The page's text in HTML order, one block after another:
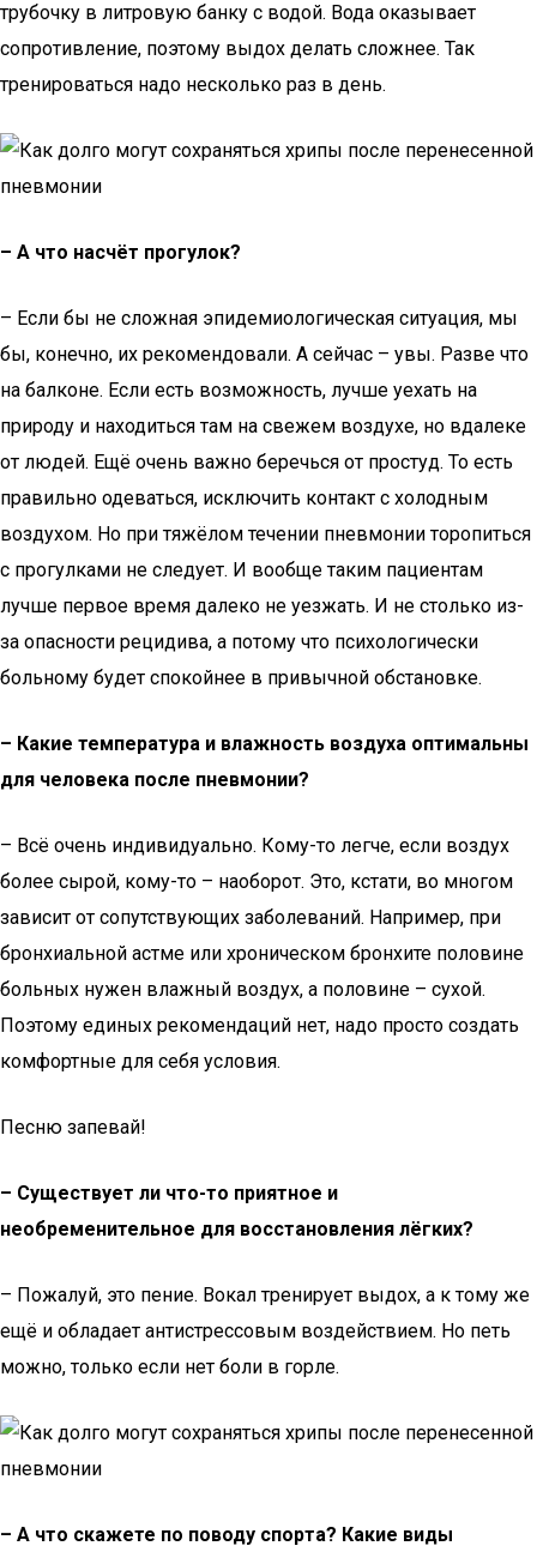
трубочку в литровую банку с водой. Вода оказывает
сопротивление, поэтому выдох делать сложнее. Так
тренироваться надо несколько раз в день.
– А что насчёт прогулок?
– Если бы не сложная эпидемио­логическая ситуация, мы
бы, конечно, их рекомендовали. А сейчас – увы. Разве что
на балконе. Если есть возможность, лучше уехать на
природу и находиться там на свежем воздухе, но вдалеке
от людей. Ещё очень важно беречься от простуд. То есть
правильно одеваться, исключить контакт с холодным
воздухом. Но при тяжёлом течении пневмонии торопиться
с прогулками не следует. И вообще таким пациентам
лучше первое время далеко не уезжать. И не столько из-
за опасности рецидива, а потому что психологически
больному будет спокойнее в привычной обстановке.
– Какие температура и влажность воздуха оптимальны
для человека после пневмонии?
– Всё очень индивидуально. Кому-то легче, если воздух
более сырой, кому-то – наоборот. Это, кстати, во многом
зависит от сопутствующих заболеваний. Например, при
бронхиальной аст­ме или хроническом бронхите половине
больных нужен влажный воздух, а половине – сухой.
Поэтому единых рекомендаций нет, надо просто создать
комфортные для себя условия.
Песню запевай!
– Существует ли что-то приятное и
необременительное для восстановления лёгких?
– Пожалуй, это пение. Вокал тренирует выдох, а к тому же
ещё и обладает антистрессовым воздействием. Но петь
можно, только если нет боли в горле.
– А что скажете по поводу спорта? Какие виды